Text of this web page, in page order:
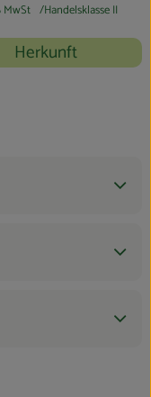
MwSt Handelsklasse II
Herkunft